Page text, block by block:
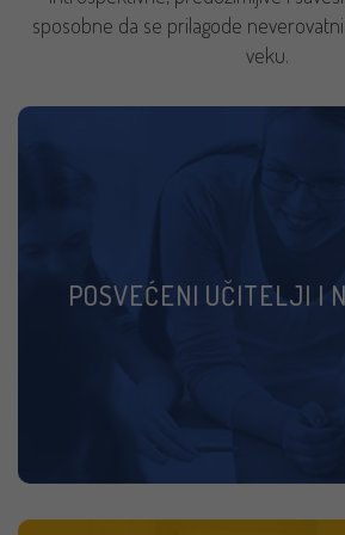
sposobne da se prilagode
veku.
POSVEĆENI UČITELJI I
obrazovanja vašem detetu
obrazovanja.